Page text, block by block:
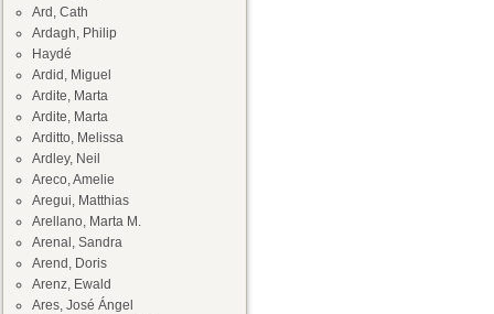
Ard, Cath
Ardagh, Philip
Haydé
Ardid, Miguel
Ardite, Marta
Ardite, Marta
Arditto, Melissa
Ardley, Neil
Areco, Amelie
Aregui, Matthias
Arellano, Marta M.
Arenal, Sandra
Arend, Doris
Arenz, Ewald
Ares, José Ángel